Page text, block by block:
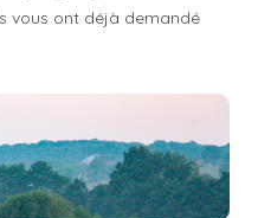
vous ont déjà demandé